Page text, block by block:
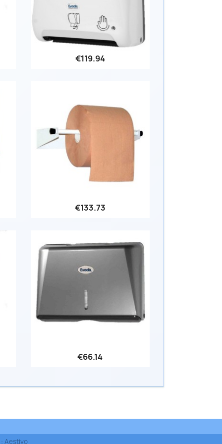
Quick view
€119.94
Quick view
€133.73
Quick view
€66.14
Aestivo